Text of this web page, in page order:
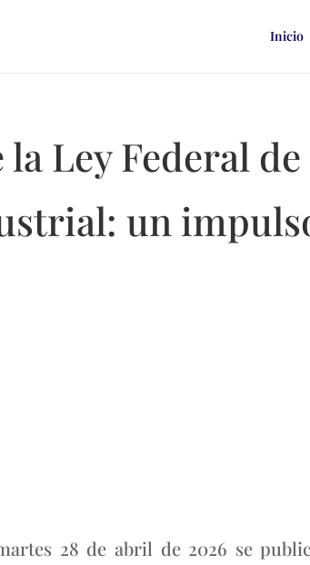
Inicio
Ley Federal
un
28 de abril de 2026 se